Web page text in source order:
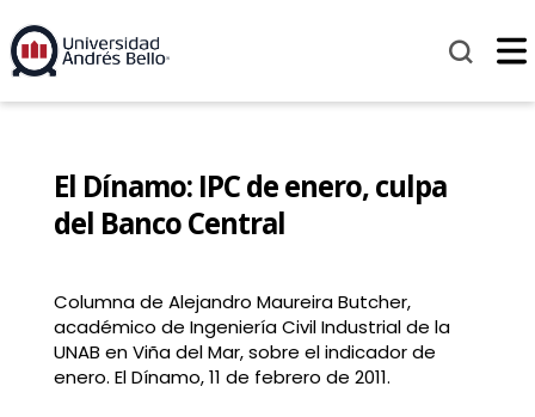
El Dínamo: IPC de enero, culpa
del Banco Central
Columna de Alejandro Maureira Butcher,
académico de Ingeniería Civil Industrial de la
UNAB en Viña del Mar, sobre el indicador de
enero. El Dínamo, 11 de febrero de 2011.